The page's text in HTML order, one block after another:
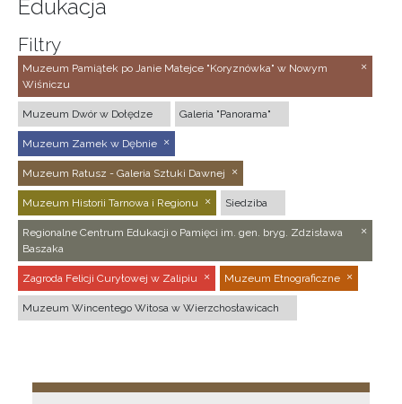
Edukacja
Filtry
Muzeum Pamiątek po Janie Matejce "Koryznówka" w Nowym
Wiśniczu
Muzeum Dwór w Dołędze Galeria "Panorama"
Muzeum Zamek w Dębnie
Muzeum Ratusz - Galeria Sztuki Dawnej
Muzeum Historii Tarnowa i Regionu Siedziba
Regionalne Centrum Edukacji o Pamięci im. gen. bryg. Zdzisława
Baszaka
Zagroda Felicji Curyłowej w Zalipiu Muzeum Etnograficzne
Muzeum Wincentego Witosa w Wierzchosławicach